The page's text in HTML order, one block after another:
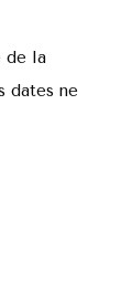
de la
dates ne